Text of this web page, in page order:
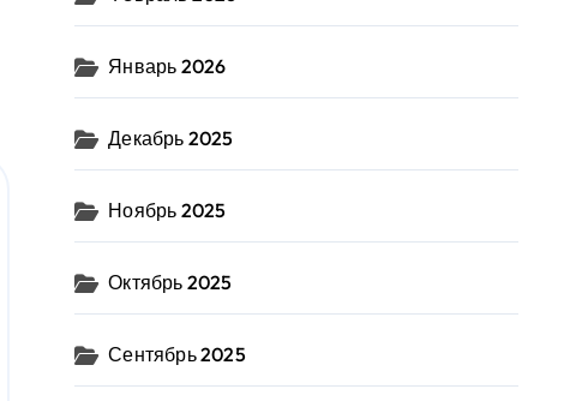
Январь 2026
Декабрь 2025
Ноябрь 2025
Октябрь 2025
Сентябрь 2025